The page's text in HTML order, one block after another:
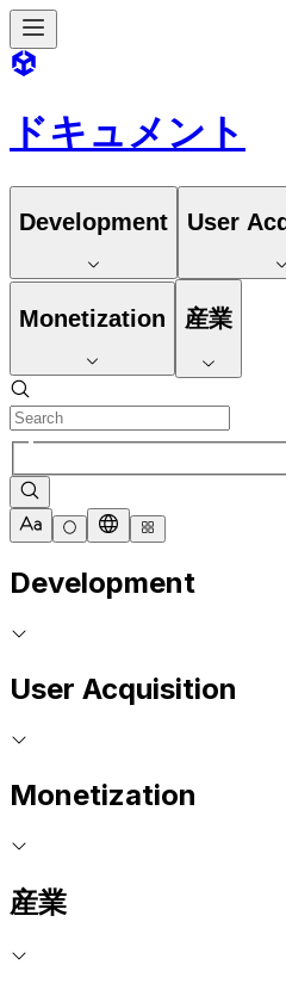
ドキュメント
Development User
Monetization 産業
Development
User Acquisition
Monetization
産業